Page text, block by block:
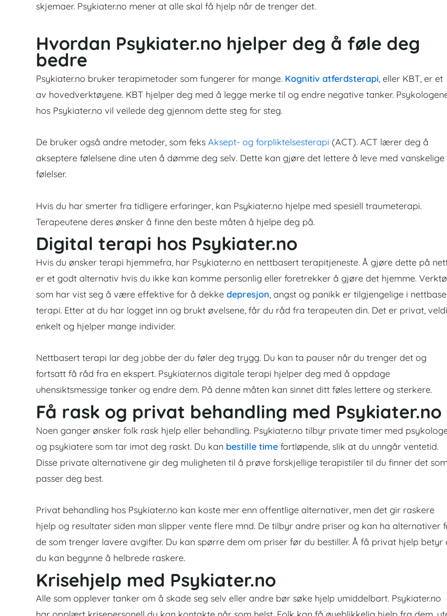
skjemaer. Psykiater.no mener at alle skal få hjelp når de trenger det.
Hvordan Psykiater.no hjelper deg å føle deg
bedre
Psykiater.no bruker terapimetoder som fungerer for mange. Kognitiv atferdsterapi , eller KBT, er et
av hovedverktøyene. KBT hjelper deg med å legge merke til og endre negative tanker.
hos Psykiater.no vil veilede deg gjennom dette steg for steg.
De bruker også andre metoder, som feks Aksept- og forpliktelsesterapi (ACT). ACT lærer deg å
akseptere følelsene dine uten å dømme deg selv. Dette kan gjøre det lettere å leve med vanskelige
følelser.
Hvis du har smerter fra tidligere erfaringer, kan Psykiater.no hjelpe med spesiell traumeterapi.
Terapeutene deres ønsker å finne den beste måten å hjelpe deg på.
Digital terapi hos Psykiater.no
Hvis du ønsker terapi hjemmefra, har Psykiater.no en nettbasert terapitjeneste. Å gjøre dette på
er et godt alternativ hvis du ikke kan komme personlig eller foretrekker å gjøre det hjemme.
som har vist seg å være effektive for å dekke depresjon, angst og panikk er tilgjengelige i
terapi. Etter at du har logget inn og brukt øvelsene, får du råd fra terapeuten din. Det er privat,
enkelt og hjelper mange individer.
Nettbasert terapi lar deg jobbe der du føler deg trygg. Du kan ta pauser når du trenger det og
fortsatt få råd fra en ekspert. Psykiater.nos digitale terapi hjelper deg med å oppdage
uhensiktsmessige tanker og endre dem. På denne måten kan sinnet ditt føles lettere og sterkere.
Få rask og privat behandling med Psykiater.no
Noen ganger ønsker folk rask hjelp eller behandling. Psykiater.no tilbyr private timer med
og psykiatere som tar imot deg raskt. Du kan bestille time fortløpende, slik at du unngår ventetid.
Disse private alternativene gir deg muligheten til å prøve forskjellige terapistiler til du finner det som
passer deg best.
Privat behandling hos Psykiater.no kan koste mer enn offentlige alternativer, men det gir raskere
hjelp og resultater siden man slipper vente flere mnd. De tilbyr andre priser og kan ha alternativer
de som trenger lavere avgifter. Du kan spørre dem om priser før du bestiller. Å få privat hjelp betyr
du kan begynne å helbrede raskere.
Krisehjelp med Psykiater.no
Alle som opplever tanker om å skade seg selv eller andre bør søke hjelp umiddelbart. Psykiater.no